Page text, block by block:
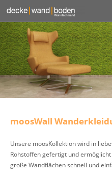
moosWall
Unsere moosKollektion wird in
Rohstoffen gefertigt und
große Wandflächen schnell und